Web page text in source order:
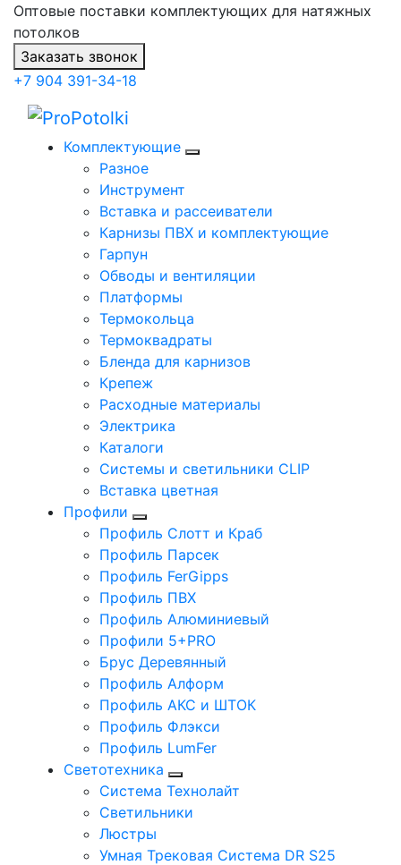
Оптовые поставки комплектующих для натяжных
потолков
Заказать звонок
+7 904 391-34-18
Комплектующие
Разное
Инструмент
Вставка и рассеиватели
Карнизы ПВХ и комплектующие
Гарпун
Обводы и вентиляции
Платформы
Термокольца
Термоквадраты
Бленда для карнизов
Крепеж
Расходные материалы
Электрика
Каталоги
Системы и светильники CLIP
Вставка цветная
Профили
Профиль Слотт и Краб
Профиль Парсек
Профиль FerGipps
Профиль ПВХ
Профиль Алюминиевый
Профили 5+PRO
Брус Деревянный
Профиль Алформ
Профиль АКС и ШТОК
Профиль Флэкси
Профиль LumFer
Светотехника
Система Технолайт
Светильники
Люстры
Умная Трековая Система DR S25